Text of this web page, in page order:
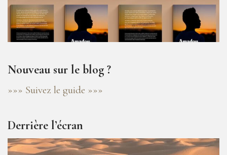
Nouveau sur le blog ?
»»» Suivez le guide »»»
Derrière l’écran